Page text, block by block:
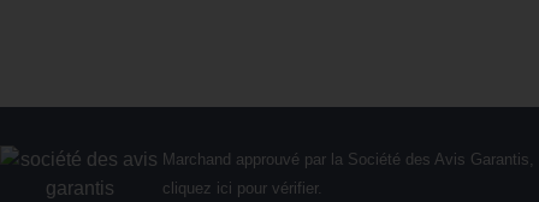
Marchand approuvé par la Société des Avis Garantis,
cliquez ici pour vérifier.